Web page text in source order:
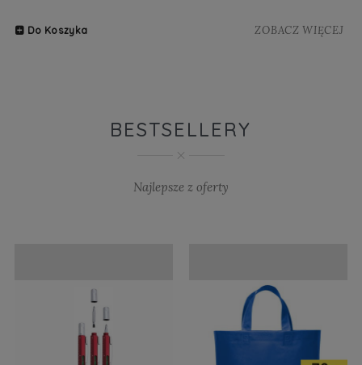
Do Koszyka ZOBACZ WIĘCEJ
BESTSELLERY
Najlepsze z oferty